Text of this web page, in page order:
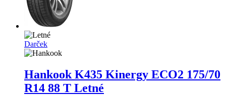
Darček
Hankook K435 Kinergy ECO2 175/70
R14 88 T Letné